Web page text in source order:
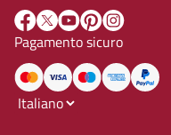
Pagamento sicuro